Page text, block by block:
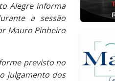
Alegre informa
a sessão
Mauro Pinheiro
previsto no
julgamento dos